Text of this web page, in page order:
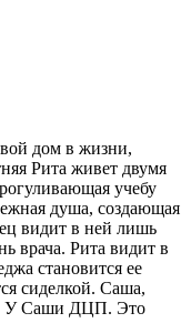
дом в жизни,
Рита живет двумя
учебу
душа, создающая
видит в ней лишь
врача. Рита видит в
становится ее
сиделкой. Саша,
У Саши ДЦП. Это